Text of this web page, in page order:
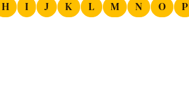
H I J K L M N O P